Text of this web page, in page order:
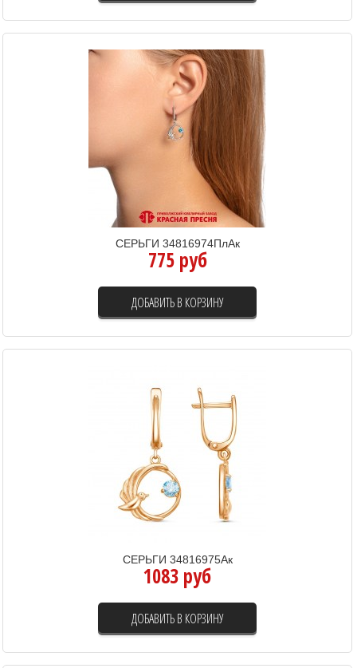
СЕРЬГИ 34816974ПлАк
775 руб
ДОБАВИТЬ В КОРЗИНУ
СЕРЬГИ 34816975Ак
1083 руб
ДОБАВИТЬ В КОРЗИНУ